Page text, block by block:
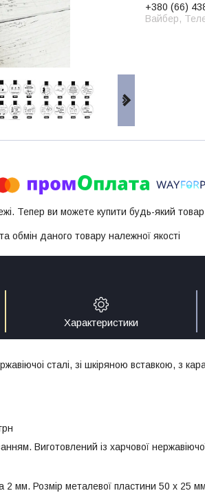
+380 (66)
Вайбер,
Тепер ви можете купити будь-який
обмін даного товару належної якості
Характеристики
сталі, зі шкіряною вставкою, з
Виготовлений із харчової
мм. Розмір металевої пластини 50 х 25 мм